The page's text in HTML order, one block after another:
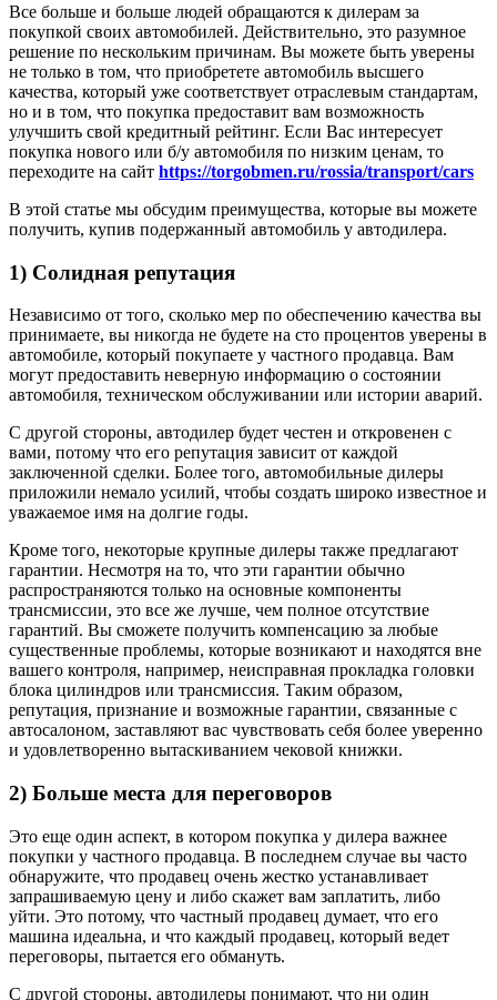
Все больше и больше людей обращаются к дилерам за
покупкой своих автомобилей. Действительно, это разумное
решение по нескольким причинам. Вы можете быть уверены
не только в том, что приобретете автомобиль высшего
качества, который уже соответствует отраслевым стандартам,
но и в том, что покупка предоставит вам возможность
улучшить свой кредитный рейтинг. Если Вас интересует
покупка нового или б/у автомобиля по низким ценам, то
переходите на сайт https://torgobmen.ru/rossia/transport/cars
В этой статье мы обсудим преимущества, которые вы можете
получить, купив подержанный автомобиль у автодилера.
1) Солидная репутация
Независимо от того, сколько мер по обеспечению качества вы
принимаете, вы никогда не будете на сто процентов уверены в
автомобиле, который покупаете у частного продавца. Вам
могут предоставить неверную информацию о состоянии
автомобиля, техническом обслуживании или истории аварий.
С другой стороны, автодилер будет честен и откровенен с
вами, потому что его репутация зависит от каждой
заключенной сделки. Более того, автомобильные дилеры
приложили немало усилий, чтобы создать широко известное и
уважаемое имя на долгие годы.
Кроме того, некоторые крупные дилеры также предлагают
гарантии. Несмотря на то, что эти гарантии обычно
распространяются только на основные компоненты
трансмиссии, это все же лучше, чем полное отсутствие
гарантий. Вы сможете получить компенсацию за любые
существенные проблемы, которые возникают и находятся вне
вашего контроля, например, неисправная прокладка головки
блока цилиндров или трансмиссия. Таким образом,
репутация, признание и возможные гарантии, связанные с
автосалоном, заставляют вас чувствовать себя более уверенно
и удовлетворенно вытаскиванием чековой книжки.
2) Больше места для переговоров
Это еще один аспект, в котором покупка у дилера важнее
покупки у частного продавца. В последнем случае вы часто
обнаружите, что продавец очень жестко устанавливает
запрашиваемую цену и либо скажет вам заплатить, либо
уйти. Это потому, что частный продавец думает, что его
машина идеальна, и что каждый продавец, который ведет
переговоры, пытается его обмануть.
С другой стороны, автодилеры понимают, что ни один